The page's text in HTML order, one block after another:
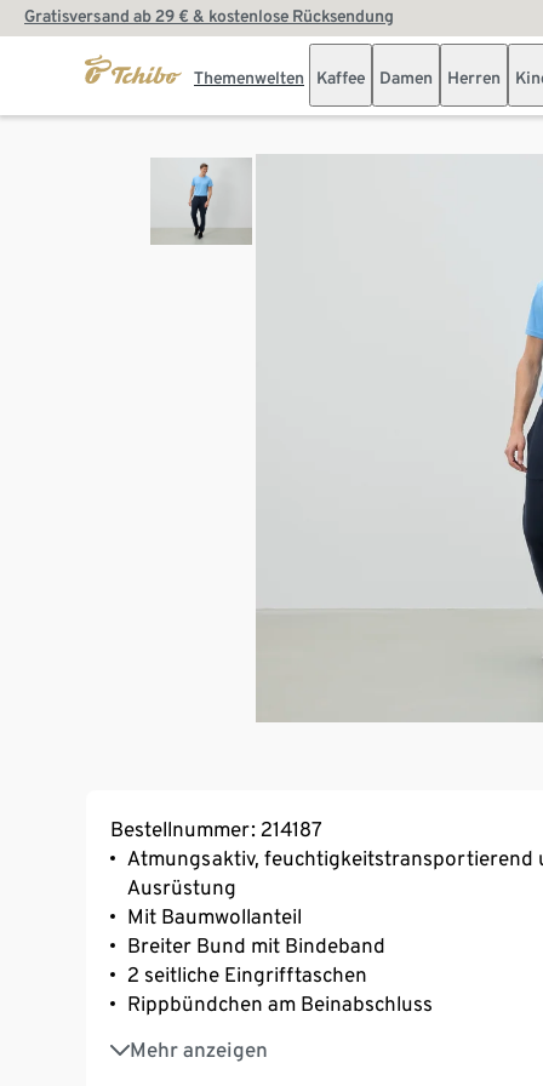
Gratisversand ab 29 € & kostenlose Rücksendung
Themenwelten Kaffee Damen Herren
Bestellnummer: 214187
Atmungsaktiv, feuchtigkeitstransportierend
Ausrüstung
Mit Baumwollanteil
Breiter Bund mit Bindeband
2 seitliche Eingrifftaschen
Rippbündchen am Beinabschluss
Mehr anzeigen
Reflektierende Elemente